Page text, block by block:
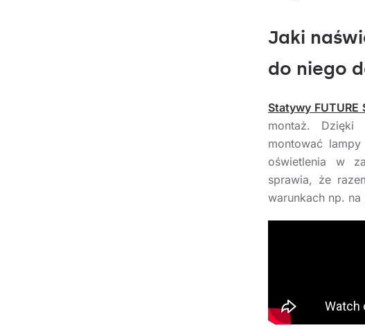
Jaki
do niego
Statywy FUTURE
montaż. Dzięki
montować
oświetlenia w
sprawia, że
warunkach np.